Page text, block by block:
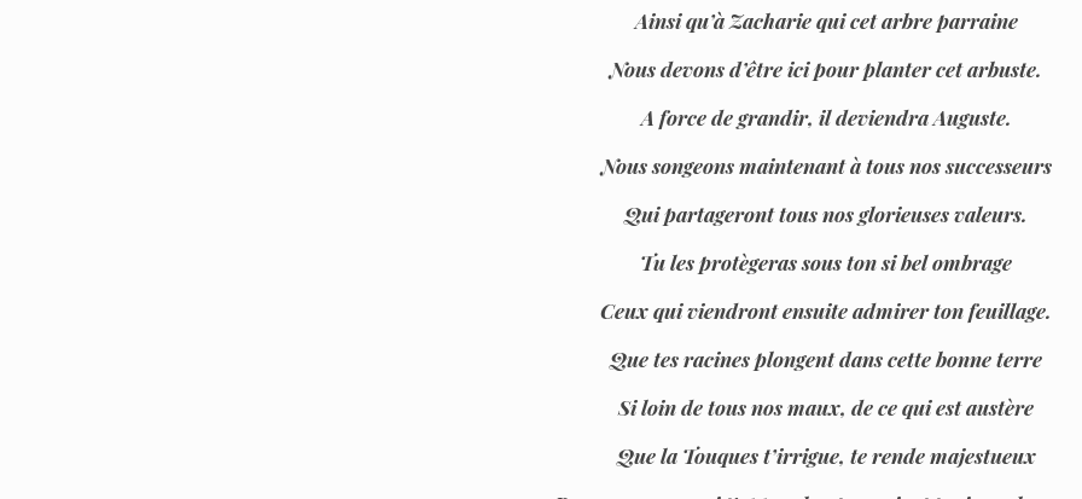
Ainsi qu’à Zacharie qui cet arbre parraine
Nous devons d’être ici pour planter cet arbuste.
A force de grandir, il deviendra Auguste.
Nous songeons maintenant à tous nos successeurs
Qui partageront tous nos glorieuses valeurs.
Tu les protègeras sous ton si bel ombrage
Ceux qui viendront ensuite admirer ton feuillage.
Que tes racines plongent dans cette bonne terre
Si loin de tous nos maux, de ce qui est austère
Que la Touques t’irrigue, te rende majestueux